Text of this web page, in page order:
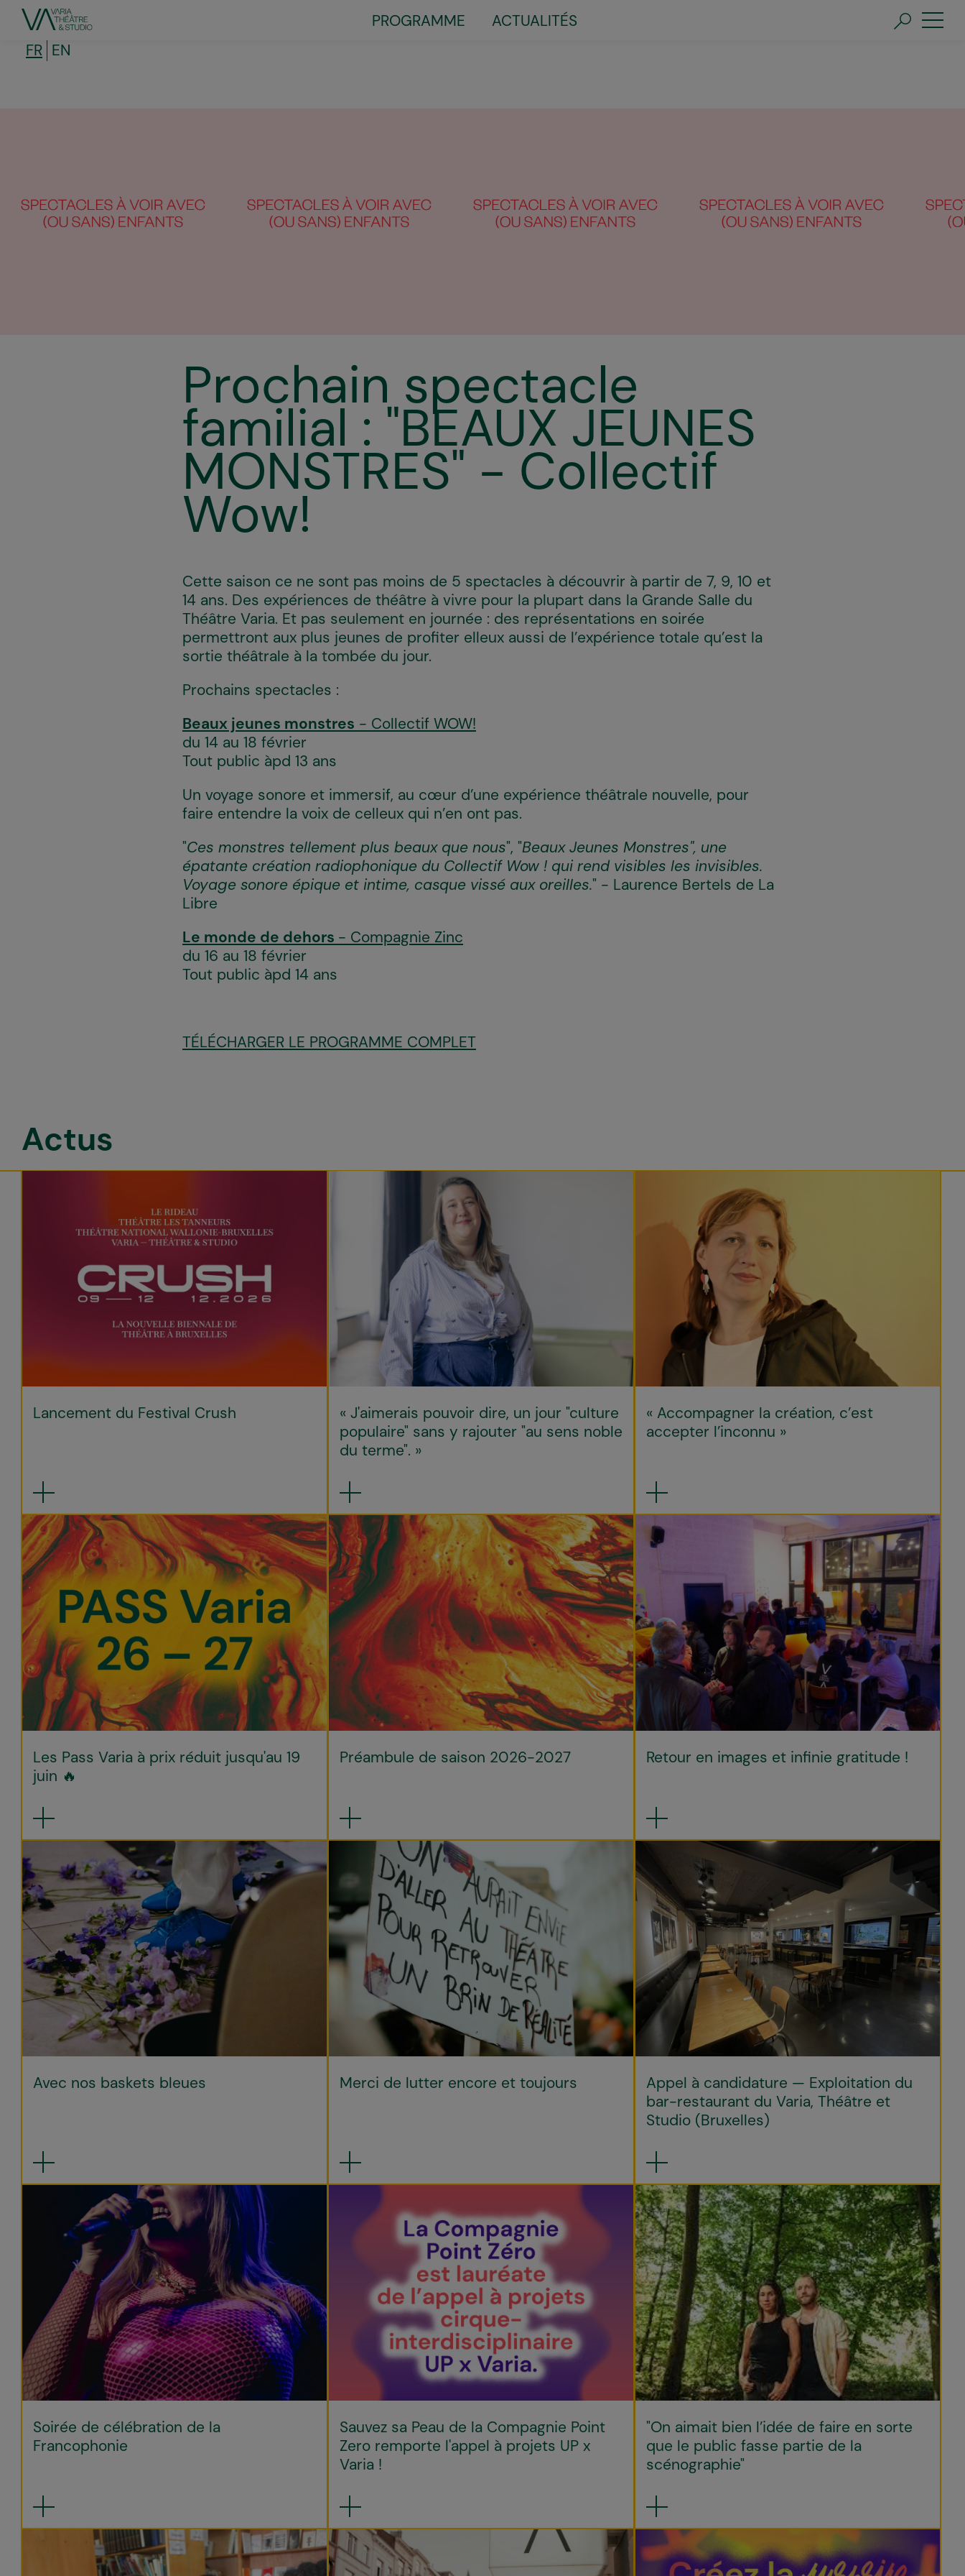
contenu
Little
PROGRAMME
ACTUALITÉS
FR EN
Prochain spectacle
familial : "BEAUX JEUNES
MONSTRES" - Collectif
Wow!
Cette saison ce ne sont pas moins de 5 spectacles à découvrir à partir de 7, 9, 10 et
14 ans. Des expériences de théâtre à vivre pour la plupart dans la Grande Salle du
Théâtre Varia. Et pas seulement en journée : des représentations en soirée
permettront aux plus jeunes de profiter elleux aussi de l’expérience totale qu’est la
sortie théâtrale à la tombée du jour.
Prochains spectacles :
Beaux jeunes monstres - Collectif WOW!
du 14 au 18 février
Tout public àpd 13 ans
Un voyage sonore et immersif, au cœur d’une expérience théâtrale nouvelle, pour
faire entendre la voix de celleux qui n’en ont pas.
"Ces monstres tellement plus beaux que nous", "Beaux Jeunes Monstres", une
épatante création radiophonique du Collectif Wow ! qui rend visibles les invisibles.
Voyage sonore épique et intime, casque vissé aux oreilles." - Laurence Bertels de La
Libre
Le monde de dehors - Compagnie Zinc
du 16 au 18 février
Tout public àpd 14 ans
TÉLÉCHARGER LE PROGRAMME COMPLET
Actus
Lancement du Festival Crush
« J'aimerais pouvoir dire, un jour "culture
populaire" sans y rajouter "au sens noble
du terme". »
« Accompagner la création, c’est
accepter l’inconnu »
Les Pass Varia à prix réduit jusqu'au 19
juin 🔥
Préambule de saison 2026-2027 Retour en images et infinie gratitude !
Avec nos baskets bleues Merci de lutter encore et toujours
Appel à candidature — Exploitation du
bar-restaurant du Varia, Théâtre et
Studio (Bruxelles)
Soirée de célébration de la
Francophonie
Sauvez sa Peau de la Compagnie Point
Zero remporte l'appel à projets UP x
Varia !
"On aimait bien l’idée de faire en sorte
que le public fasse partie de la
scénographie"